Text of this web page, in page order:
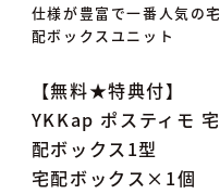
仕様が豊富で一番人気の宅
配ボックスユニット
【無料★特典付】
YKKap ポスティモ 宅
配ボックス1型
宅配ボックス×1個